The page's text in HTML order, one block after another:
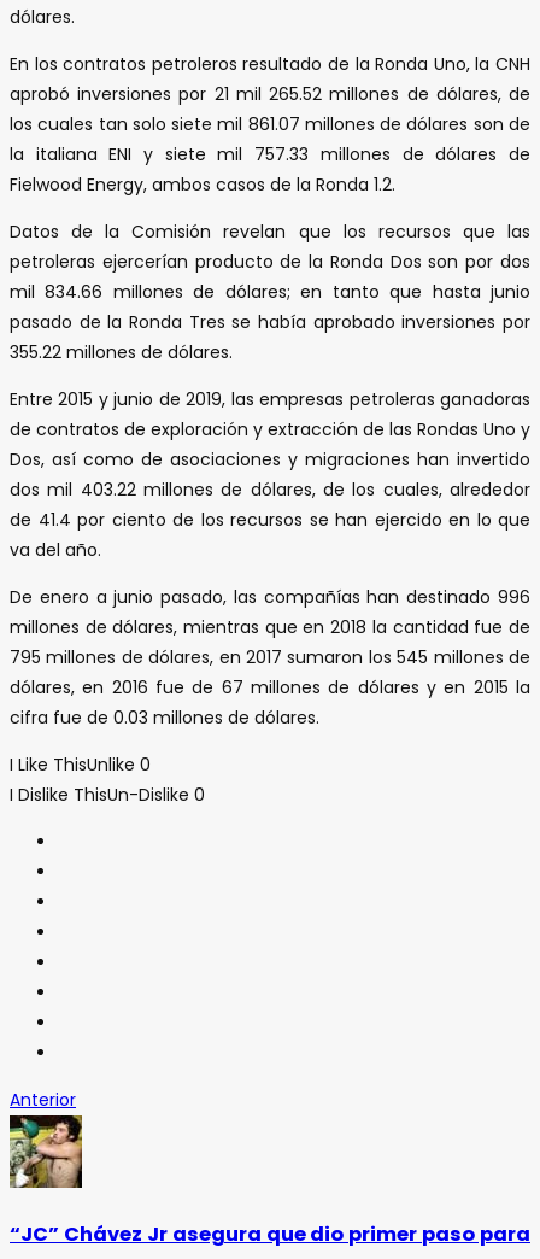
dólares.
En los contratos petroleros resultado de la Ronda Uno, la CNH
aprobó inversiones por 21 mil 265.52 millones de dólares, de
los cuales tan solo siete mil 861.07 millones de dólares son de
la italiana ENI y siete mil 757.33 millones de dólares de
Fielwood Energy, ambos casos de la Ronda 1.2.
Datos de la Comisión revelan que los recursos que las
petroleras ejercerían producto de la Ronda Dos son por dos
mil 834.66 millones de dólares; en tanto que hasta junio
pasado de la Ronda Tres se había aprobado inversiones por
355.22 millones de dólares.
Entre 2015 y junio de 2019, las empresas petroleras ganadoras
de contratos de exploración y extracción de las Rondas Uno y
Dos, así como de asociaciones y migraciones han invertido
dos mil 403.22 millones de dólares, de los cuales, alrededor
de 41.4 por ciento de los recursos se han ejercido en lo que
va del año.
De enero a junio pasado, las compañías han destinado 996
millones de dólares, mientras que en 2018 la cantidad fue de
795 millones de dólares, en 2017 sumaron los 545 millones de
dólares, en 2016 fue de 67 millones de dólares y en 2015 la
cifra fue de 0.03 millones de dólares.
I Like ThisUnlike 0
I Dislike ThisUn-Dislike 0
Anterior
“JC” Chávez Jr asegura que dio primer paso para